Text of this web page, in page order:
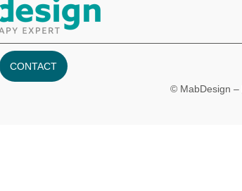
CONTACT
© MabDesign –